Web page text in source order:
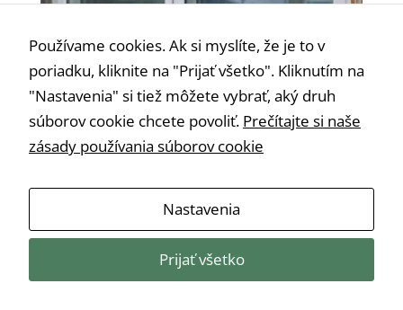
Použité plastové okno 266 × 233 cm – biele,
Používame cookies. Ak si myslíte, že je to v
poriadku, kliknite na "Prijať všetko". Kliknutím na
"Nastavenia" si tiež môžete vybrať, aký druh
súborov cookie chcete povoliť. Prečítajte si naše
zásady používania súborov cookie
Nastavenia
Prijať všetko
Tieto súbory
cookie nie sú
voliteľné. Sú
fungovanie